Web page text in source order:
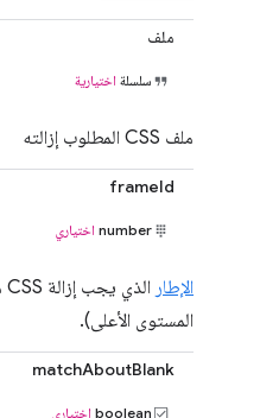
ملف
سلسلة اختيارية
ملف CSS المطلوب إزالته
frameId
number اختياري
الإطار
المستوى الأعلى).
matchAboutBlank
boolean اختياري